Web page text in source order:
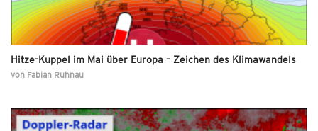
Hitze-Kuppel im Mai über Europa – Zeichen des Klimawandels
von Fabian Ruhnau